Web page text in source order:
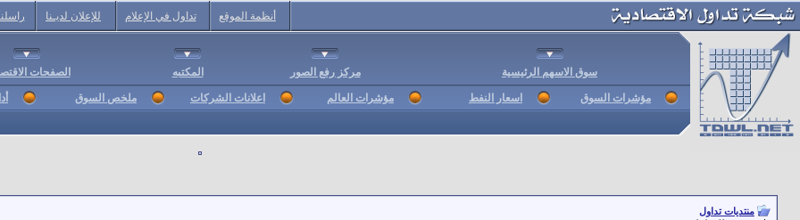
أنظمة الموقع تداول في الإعلام للإعلان لديـنا
سوق الاسهم الرئيسية مركز رفع الصور المكتبه الصفحات
مؤشرات السوق اسعار النفط مؤشرات العالم اعلانات الشركات ملخص السوق
منتديات تداول